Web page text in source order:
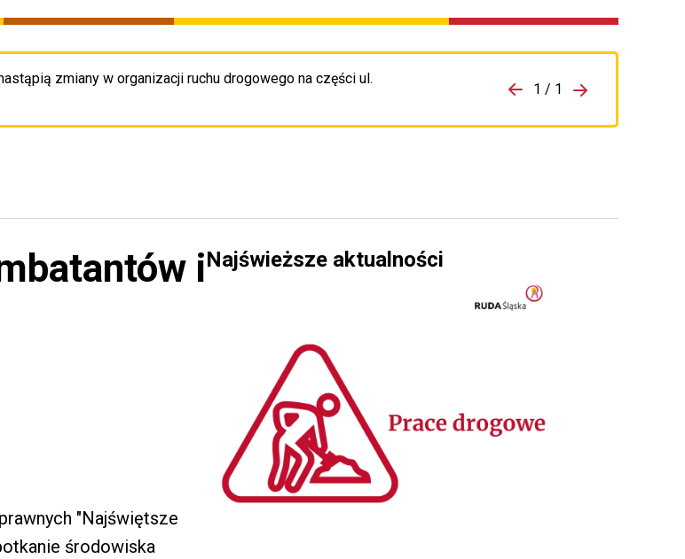
zmiany w organizacji ruchu drogowego na części ul.Przejdź do porzpedniego komunikatu 1 / 1
Przejdź do
i
"Najświętsze
środowiska
Najświeższe aktualności